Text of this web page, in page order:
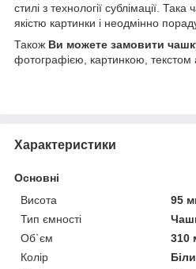
стилі з технології сублімації.
якістю картинки і неодмінно
Також Ви можете замовити
фотографією, картинкою, текстом
Характеристики
Основні
Висота
95
Тип ємності
Об`єм
310
Колір